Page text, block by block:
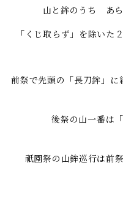
山と鉾のうち あ
「くじ取らず」を除いた
前祭で先頭の「長刀鉾」
後祭の山一番は
祇園祭の山鉾巡行は前